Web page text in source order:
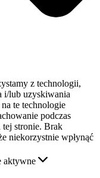
z technologii,
i/lub uzyskiwania
te technologie
podczas
stronie. Brak
niekorzystnie wpłynąć
aktywne